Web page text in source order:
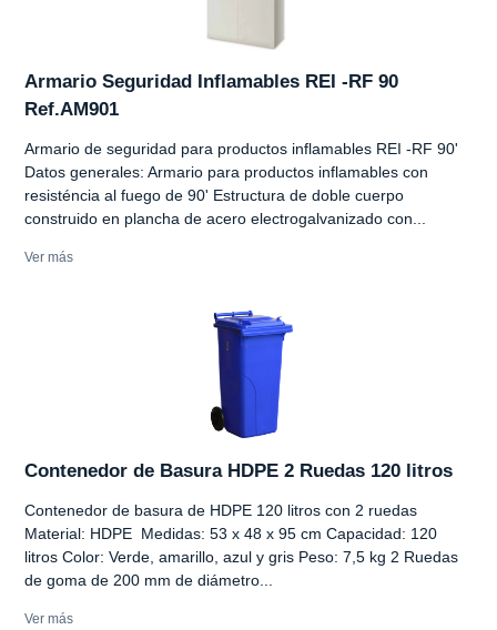
Armario Seguridad Inflamables REI -RF 90
Ref.AM901
Armario de seguridad para productos inflamables REI -RF 90'
Datos generales: Armario para productos inflamables con
resisténcia al fuego de 90' Estructura de doble cuerpo
construido en plancha de acero electrogalvanizado con...
Ver más
Contenedor de Basura HDPE 2 Ruedas 120 litros
Contenedor de basura de HDPE 120 litros con 2 ruedas
Material: HDPE Medidas: 53 x 48 x 95 cm Capacidad: 120
litros Color: Verde, amarillo, azul y gris Peso: 7,5 kg 2 Ruedas
de goma de 200 mm de diámetro...
Ver más